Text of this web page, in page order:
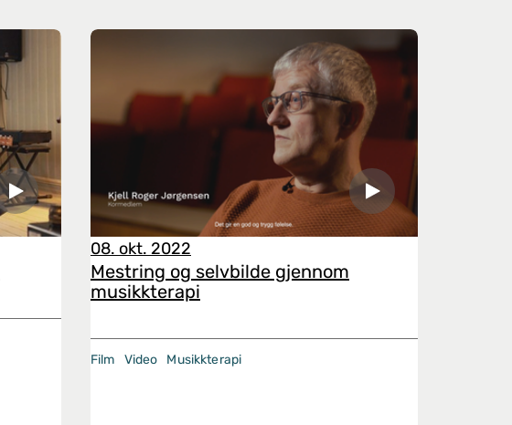
08. okt. 2022
Mestring og selvbilde gjennom
musikkterapi
Film Video Musikkterapi